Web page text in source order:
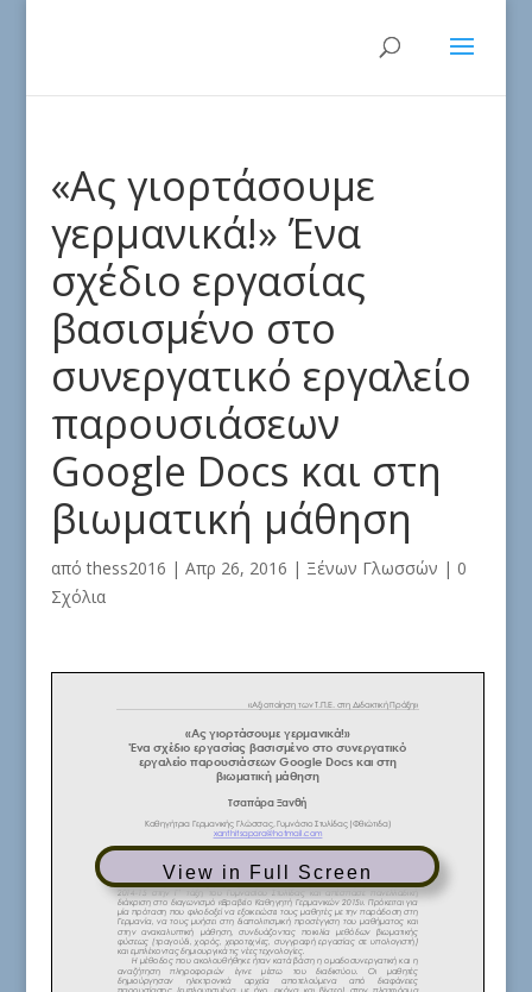
«Ας γιορτάσουμε
γερμανικά!» Ένα
σχέδιο εργασίας
βασισμένο στο
συνεργατικό εργαλείο
παρουσιάσεων
Google Docs και στη
βιωματική μάθηση
απόthess2016 | Απρ 26, 2016 | Ξένων Γλωσσών | 0
Σχόλια
View in Full Screen